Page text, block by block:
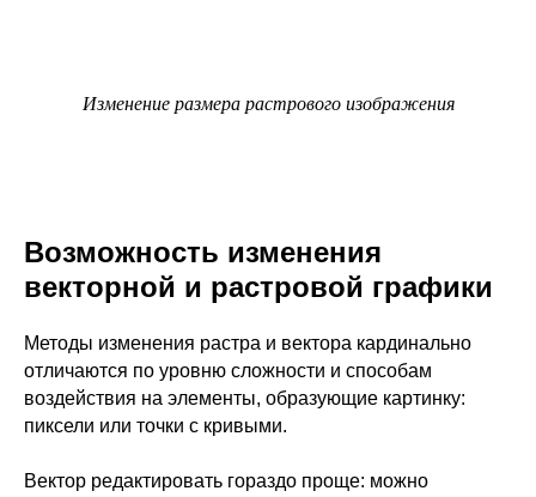
Изменение размера растрового изображения
Возможность изменения
векторной и растровой графики
Методы изменения растра и вектора кардинально
отличаются по уровню сложности и способам
воздействия на элементы, образующие картинку:
пиксели или точки с кривыми.
Вектор редактировать гораздо проще: можно